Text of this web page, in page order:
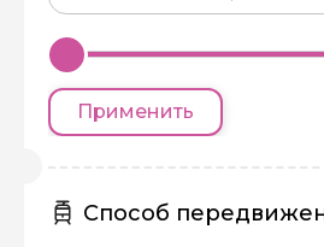
Применить
Способ